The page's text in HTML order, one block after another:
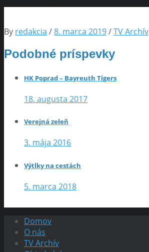
By redakcia /8. marca 2019/TV Archív
Podobné príspevky
HK Poprad – Bayreuth Tigers
18. augusta 2017
Verejná zeleň
3. mája 2016
Výtlky na cestách
5. marca 2018
Domov
O nás
TV Archív